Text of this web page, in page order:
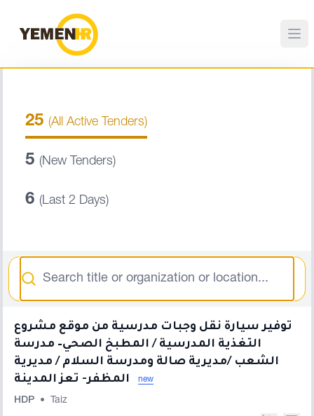
25 (All Active Tenders)
5 (New Tenders)
6 (Last 2 Days)
توفير سيارة نقل وجبات مدرسية من موقع مشروع
التغذية المدرسية / المطبخ الصحي– مدرسة
الشعب /مديرية صالة ومدرسة السلام / مديرية
new
HDP • Taiz